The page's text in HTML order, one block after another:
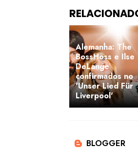
Alemanha: The
BossHoss e Ilse
DeLange
confirmados no
'Unser Lied Für
Liverpool'